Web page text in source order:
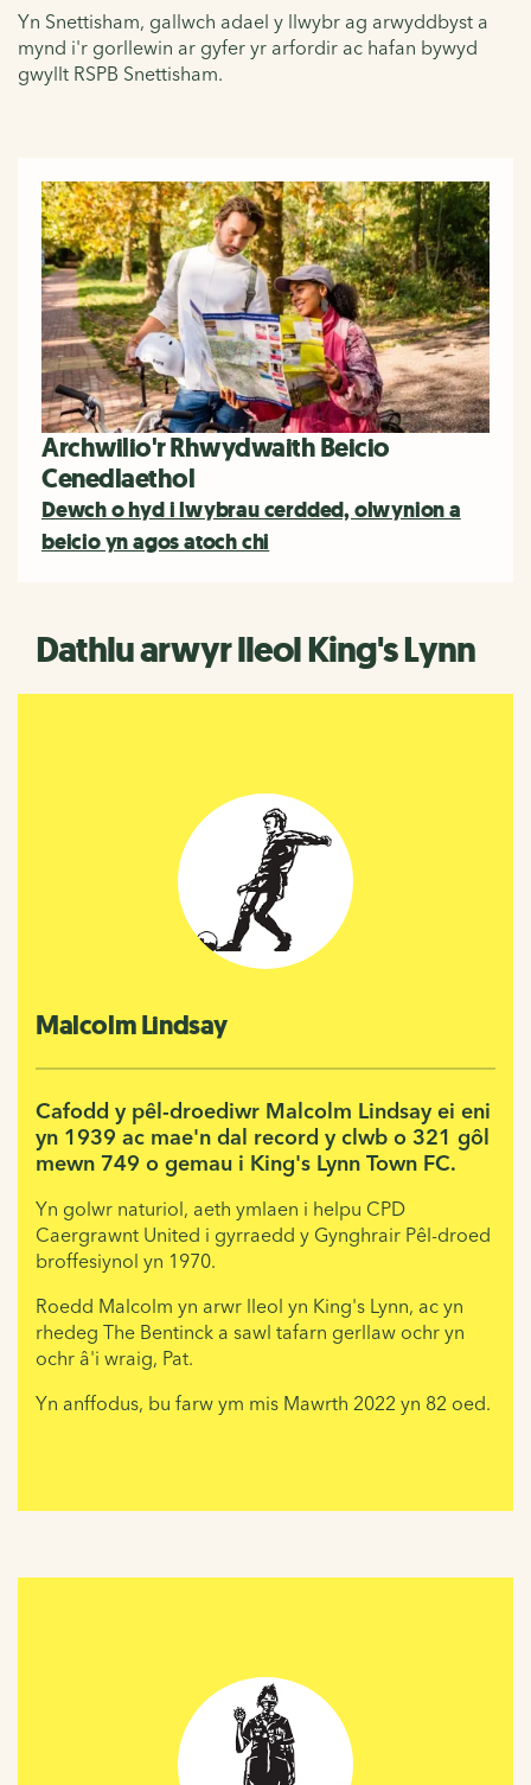
Yn Snettisham, gallwch adael y llwybr ag arwyddbyst a
mynd i'r gorllewin ar gyfer yr arfordir ac hafan bywyd
gwyllt RSPB Snettisham.
Archwilio'r Rhwydwaith Beicio
Cenedlaethol
Dewch o hyd i lwybrau cerdded, olwynion a
beicio yn agos atoch chi
Dathlu arwyr lleol King's Lynn
Malcolm Lindsay
Cafodd y pêl-droediwr Malcolm Lindsay ei eni
yn 1939 ac mae'n dal record y clwb o 321 gôl
mewn 749 o gemau i King's Lynn Town FC.
Yn golwr naturiol, aeth ymlaen i helpu CPD
Caergrawnt United i gyrraedd y Gynghrair Pêl-droed
broffesiynol yn 1970.
Roedd Malcolm yn arwr lleol yn King's Lynn, ac yn
rhedeg The Bentinck a sawl tafarn gerllaw ochr yn
ochr â'i wraig, Pat.
Yn anffodus, bu farw ym mis Mawrth 2022 yn 82 oed.